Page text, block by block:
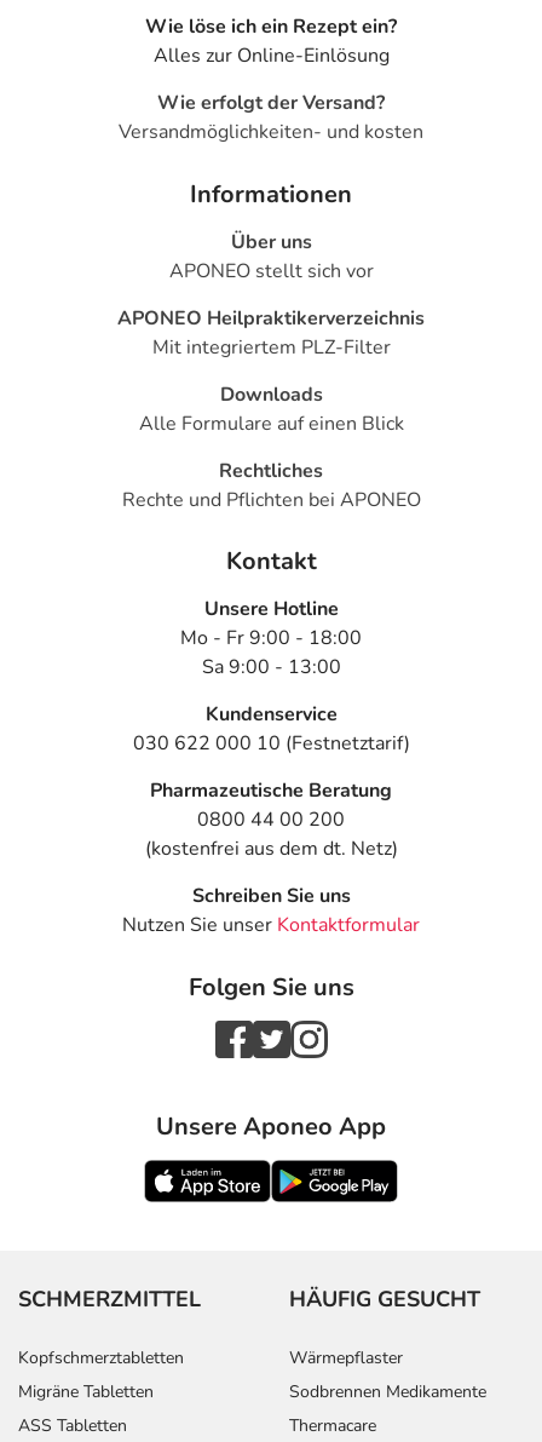
Wie löse ich ein Rezept ein?
Alles zur Online-Einlösung
Wie erfolgt der Versand?
Versandmöglichkeiten- und kosten
Informationen
Über uns
APONEO stellt sich vor
APONEO Heilpraktikerverzeichnis
Mit integriertem PLZ-Filter
Downloads
Alle Formulare auf einen Blick
Rechtliches
Rechte und Pflichten bei APONEO
Kontakt
Unsere Hotline
Mo - Fr 9:00 - 18:00
Sa 9:00 - 13:00
Kundenservice
030 622 000 10 (Festnetztarif)
Pharmazeutische Beratung
0800 44 00 200
(kostenfrei aus dem dt. Netz)
Schreiben Sie uns
Nutzen Sie unser Kontaktformular
Folgen Sie uns
Unsere Aponeo App
SCHMERZMITTEL
Kopfschmerztabletten
Migräne Tabletten
ASS Tabletten
HÄUFIG GESUCHT
Wärmepflaster
Sodbrennen Medikamente
Thermacare